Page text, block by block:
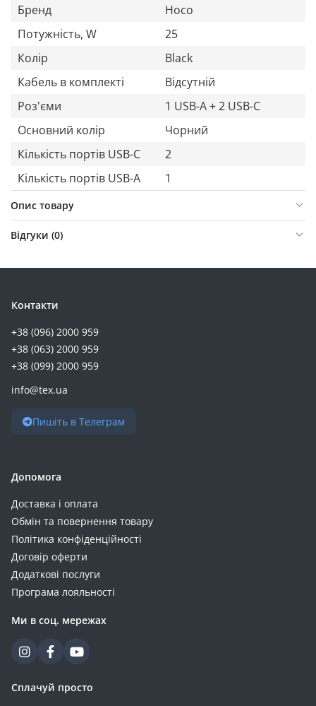
Бренд
Hoco
Потужність, W
25
Колір
Black
Кабель в комплекті
Відсутній
Роз'єми
1 USB-A + 2 USB-C
Основний колір
Чорний
Кількість портів USB-C
2
Кількість портів USB-A
1
Опис товару
Відгуки (0)
Контакти
+38 (096) 2000 959
+38 (063) 2000 959
+38 (099) 2000 959
info@tex.ua
Пишіть в Телеграм
Допомога
Доставка і оплата
Обмін та повернення товару
Політика конфіденційності
Договір оферти
Додаткові послуги
Програма лояльності
Ми в соц. мережах
Сплачуй просто